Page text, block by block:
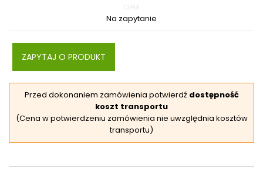
CENA
Na zapytanie
ZAPYTAJ O PRODUKT
Przed dokonaniem zamówienia potwierdź dostępność
koszt transportu
(Cena w potwierdzeniu zamówienia nie uwzględnia kosztów
transportu)